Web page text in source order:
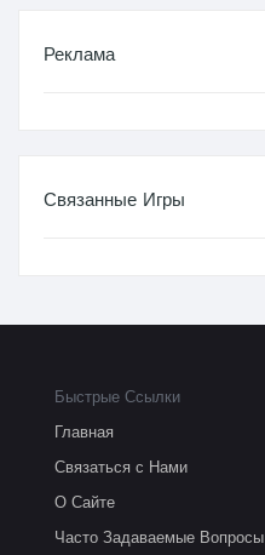
Реклама
Связанные Игры
Быстрые Ссылки
Главная
Связаться с Нами
О Сайте
Часто Задаваемые Вопросы